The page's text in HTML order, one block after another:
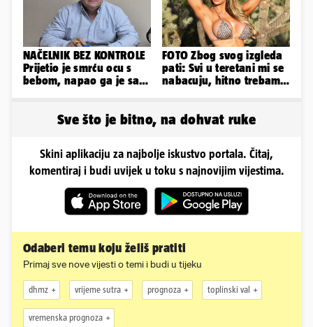
NAČELNIK BEZ KONTROLE
Prijetio je smrću ocu s
bebom, napao ga je sa
FOTO Zbog svog izgleda
pati: Svi u teretani mi se
nabacuju, hitno trebam
Sve što je bitno, na dohvat ruke
Skini aplikaciju za najbolje iskustvo portala. Čitaj,
komentiraj i budi uvijek u toku s najnovijim vijestima.
Odaberi temu koju želiš pratiti
Primaj sve nove vijesti o temi i budi u tijeku
dhmz vrijeme sutra prognoza toplinski val
vremenska prognoza